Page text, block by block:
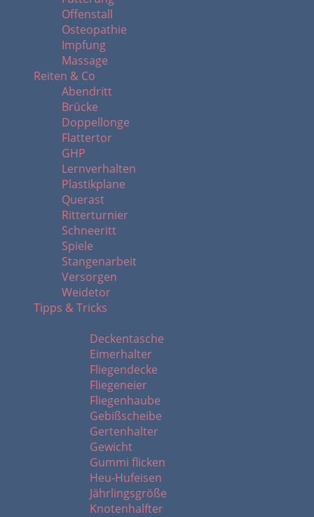
Offenstall
Osteopathie
Impfung
Massage
Reiten & Co
Abendritt
Brücke
Doppellonge
Flattertor
GHP
Lernverhalten
Plastikplane
Querast
Ritterturnier
Schneeritt
Spiele
Stangenarbeit
Versorgen
Weidetor
Tipps & Tricks
Deckentasche
Eimerhalter
Fliegendecke
Fliegeneier
Fliegenhaube
Gebißscheibe
Gertenhalter
Gewicht
Gummi flicken
Heu-Hufeisen
Jährlingsgröße
Knotenhalfter